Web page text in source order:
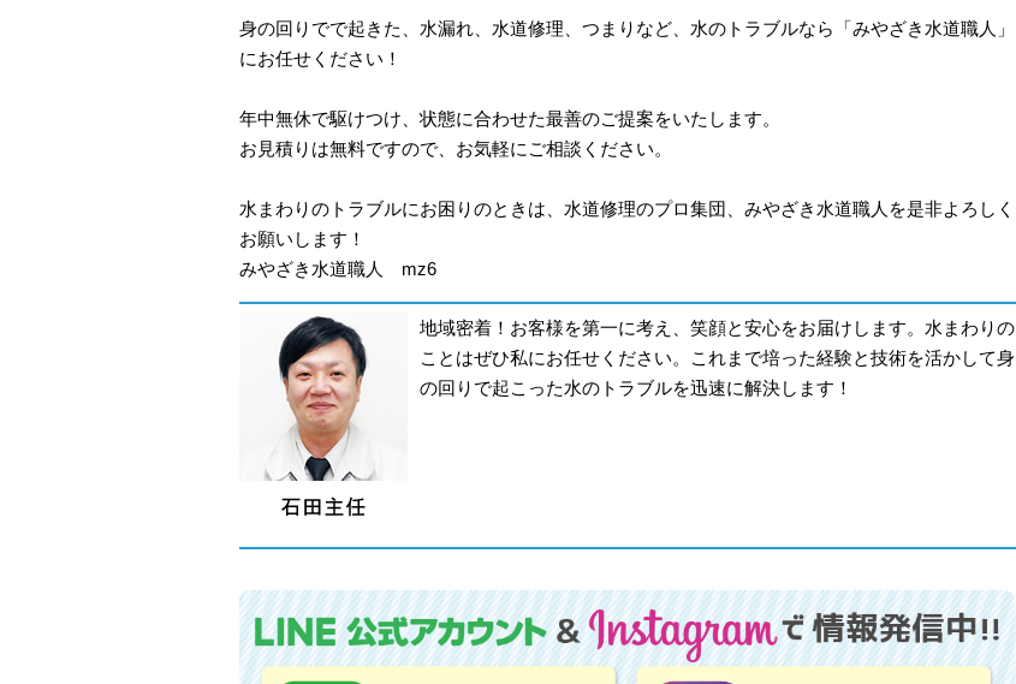
身の回りでで起きた、水漏れ、水道修理、つまりなど、水のトラブルなら「みやざき水道職人」
にお任せください！
年中無休で駆けつけ、状態に合わせた最善のご提案をいたします。
お見積りは無料ですので、お気軽にご相談ください。
水まわりのトラブルにお困りのときは、水道修理のプロ集団、みやざき水道職人を是非よろしく
お願いします！
みやざき水道職人 mz6
地域密着！お客様を第一に考え、笑顔と安心をお届けします。水まわりの
ことはぜひ私にお任せください。これまで培った経験と技術を活かして身
の回りで起こった水のトラブルを迅速に解決します！